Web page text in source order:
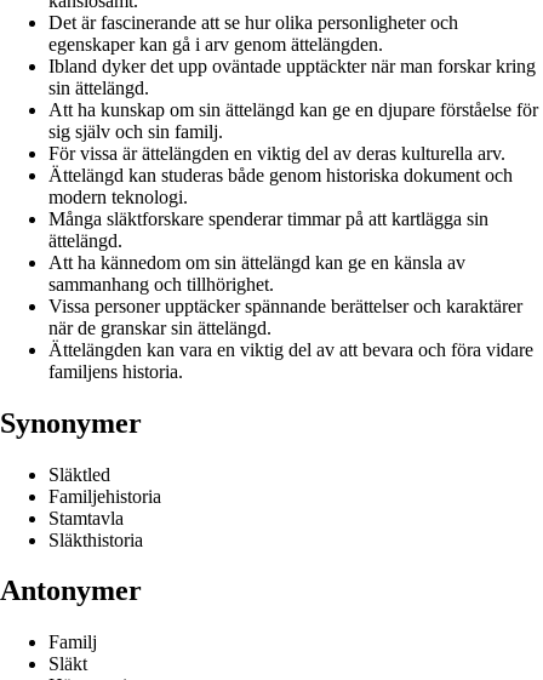
Det är fascinerande att se hur olika personligheter och
egenskaper kan gå i arv genom ättelängden.
Ibland dyker det upp oväntade upptäckter när man forskar kring
sin ättelängd.
Att ha kunskap om sin ättelängd kan ge en djupare förståelse för
sig själv och sin familj.
För vissa är ättelängden en viktig del av deras kulturella arv.
Ättelängd kan studeras både genom historiska dokument och
modern teknologi.
Många släktforskare spenderar timmar på att kartlägga sin
ättelängd.
Att ha kännedom om sin ättelängd kan ge en känsla av
sammanhang och tillhörighet.
Vissa personer upptäcker spännande berättelser och karaktärer
när de granskar sin ättelängd.
Ättelängden kan vara en viktig del av att bevara och föra vidare
familjens historia.
Synonymer
Släktled
Familjehistoria
Stamtavla
Släkthistoria
Antonymer
Familj
Släkt